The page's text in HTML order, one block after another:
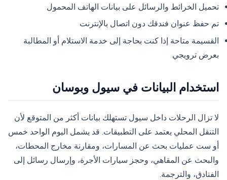
تحميل الخرائط والرسائل على بيانات الهاتف المحمول
تم حفظ عنوان فندقك دون اتصال بالإنترنت
القسيمة متاحة إذا كنت بحاجة إلى خدمة الاستلام أو المطالبة
بعرض ترويجي
استخدام البيانات في سيول وبوسان
لا تزال الرحلات داخل سيول تستهلك بيانات أكثر من المتوقع لأن
التنقل المحلي يعتمد على التطبيقات. قد يشمل اليوم الواحد خمس
أو ست عمليات بحث عن المسارات، ومقارنة مخارج المحطات،
والبحث عن المقاهي، وحجز سيارات الأجرة، وإرسال رسائل إلى
الفنادق، والترجمة.